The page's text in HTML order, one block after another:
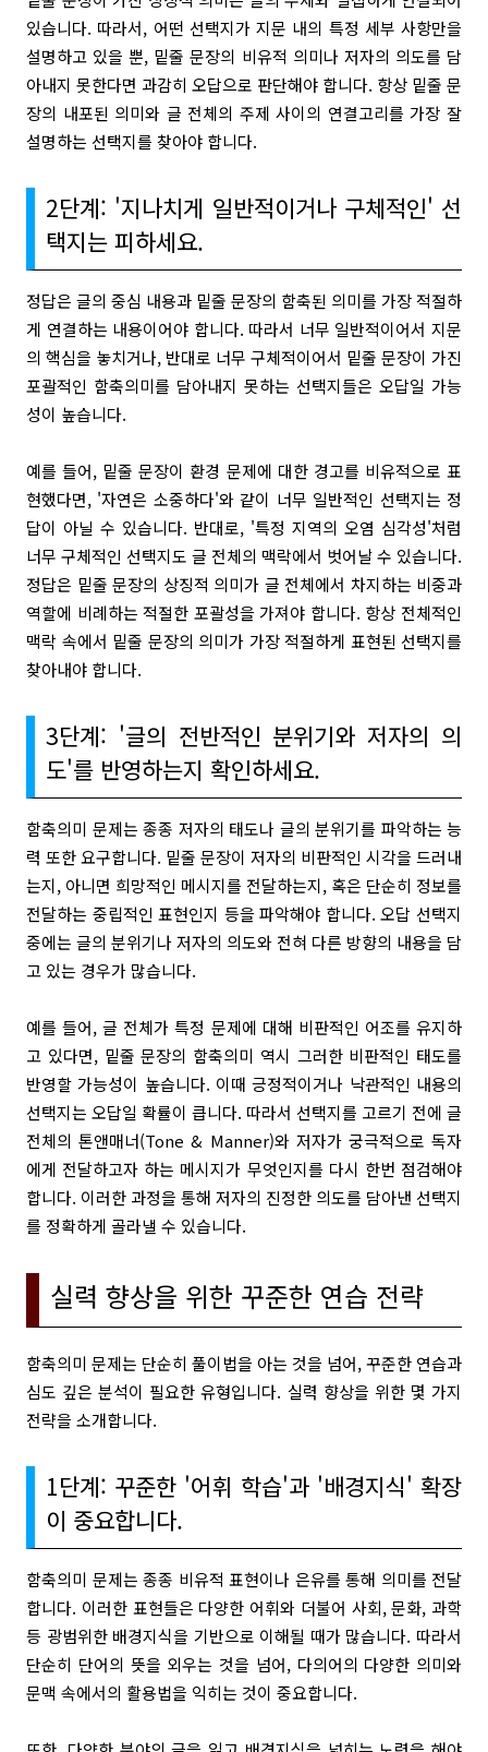
있습니다. 따라서, 어떤 선택지가 지문 내의 특정 세부 사항만을
설명하고 있을 뿐, 밑줄 문장의 비유적 의미나 저자의 의도를 담
아내지 못한다면 과감히 오답으로 판단해야 합니다. 항상 밑줄 문
장의 내포된 의미와 글 전체의 주제 사이의 연결고리를 가장 잘
설명하는 선택지를 찾아야 합니다.
2단계: '지나치게 일반적이거나 구체적인' 선
택지는 피하세요.
정답은 글의 중심 내용과 밑줄 문장의 함축된 의미를 가장 적절하
게 연결하는 내용이어야 합니다. 따라서 너무 일반적이어서 지문
의 핵심을 놓치거나, 반대로 너무 구체적이어서 밑줄 문장이 가진
포괄적인 함축의미를 담아내지 못하는 선택지들은 오답일 가능
성이 높습니다.
예를 들어, 밑줄 문장이 환경 문제에 대한 경고를 비유적으로 표
현했다면, '자연은 소중하다'와 같이 너무 일반적인 선택지는 정
답이 아닐 수 있습니다. 반대로, '특정 지역의 오염 심각성'처럼
너무 구체적인 선택지도 글 전체의 맥락에서 벗어날 수 있습니다.
정답은 밑줄 문장의 상징적 의미가 글 전체에서 차지하는 비중과
역할에 비례하는 적절한 포괄성을 가져야 합니다. 항상 전체적인
맥락 속에서 밑줄 문장의 의미가 가장 적절하게 표현된 선택지를
찾아내야 합니다.
3단계: '글의 전반적인 분위기와 저자의 의
도'를 반영하는지 확인하세요.
함축의미 문제는 종종 저자의 태도나 글의 분위기를 파악하는 능
력 또한 요구합니다. 밑줄 문장이 저자의 비판적인 시각을 드러내
는지, 아니면 희망적인 메시지를 전달하는지, 혹은 단순히 정보를
전달하는 중립적인 표현인지 등을 파악해야 합니다. 오답 선택지
중에는 글의 분위기나 저자의 의도와 전혀 다른 방향의 내용을 담
고 있는 경우가 많습니다.
예를 들어, 글 전체가 특정 문제에 대해 비판적인 어조를 유지하
고 있다면, 밑줄 문장의 함축의미 역시 그러한 비판적인 태도를
반영할 가능성이 높습니다. 이때 긍정적이거나 낙관적인 내용의
선택지는 오답일 확률이 큽니다. 따라서 선택지를 고르기 전에 글
전체의 톤앤매너(Tone & Manner)와 저자가 궁극적으로 독자
에게 전달하고자 하는 메시지가 무엇인지를 다시 한번 점검해야
합니다. 이러한 과정을 통해 저자의 진정한 의도를 담아낸 선택지
를 정확하게 골라낼 수 있습니다.
실력 향상을 위한 꾸준한 연습 전략
함축의미 문제는 단순히 풀이법을 아는 것을 넘어, 꾸준한 연습과
심도 깊은 분석이 필요한 유형입니다. 실력 향상을 위한 몇 가지
전략을 소개합니다.
1단계: 꾸준한 '어휘 학습'과 '배경지식' 확장
이 중요합니다.
함축의미 문제는 종종 비유적 표현이나 은유를 통해 의미를 전달
합니다. 이러한 표현들은 다양한 어휘와 더불어 사회, 문화, 과학
등 광범위한 배경지식을 기반으로 이해될 때가 많습니다. 따라서
단순히 단어의 뜻을 외우는 것을 넘어, 다의어의 다양한 의미와
문맥 속에서의 활용법을 익히는 것이 중요합니다.